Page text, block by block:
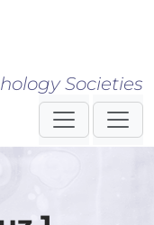
Societies